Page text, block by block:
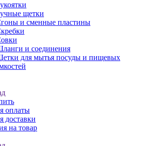
щетки
и сменные пластины
и соединения
для мытья посуды и пищевых
оплаты
доставки
на товар